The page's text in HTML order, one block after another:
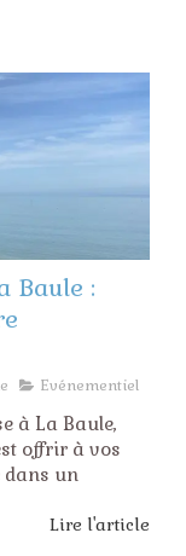
Baule :
Evénementiel
à La Baule,
offrir à vos
un
Lire l'article